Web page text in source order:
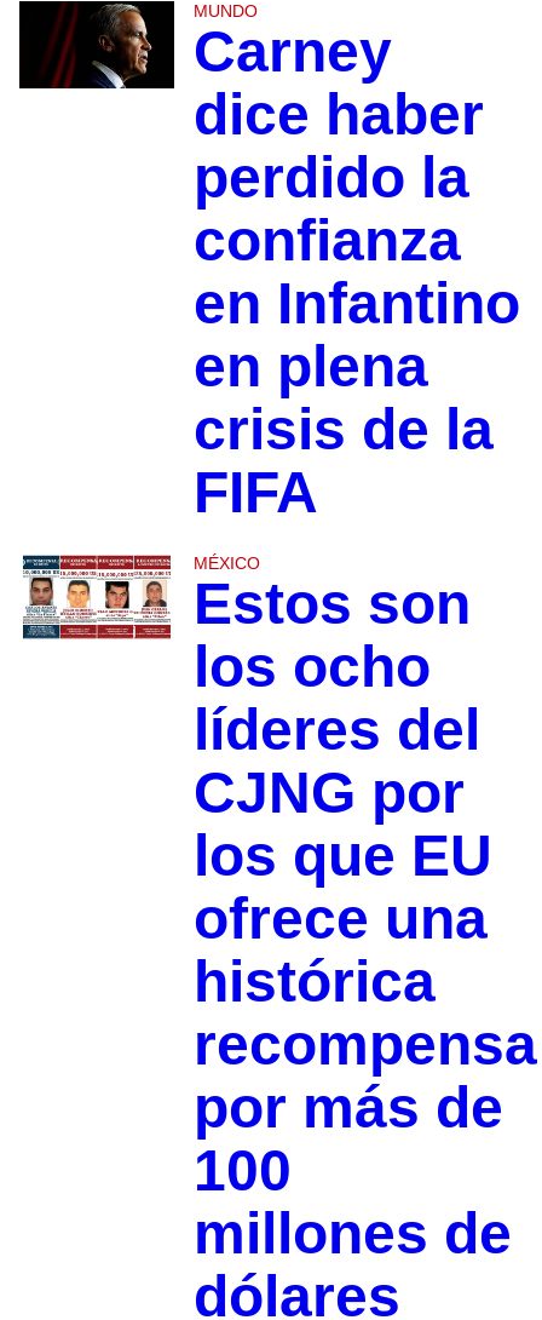
MUNDO
Carney
dice haber
perdido la
confianza
en Infantino
en plena
crisis de la
FIFA
MÉXICO
Estos son
los ocho
líderes del
CJNG por
los que EU
ofrece una
histórica
recompensa
por más de
100
millones de
dólares